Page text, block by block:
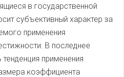
в государственной
субъективный характер за
применения
В последнее
применения
коэффициента